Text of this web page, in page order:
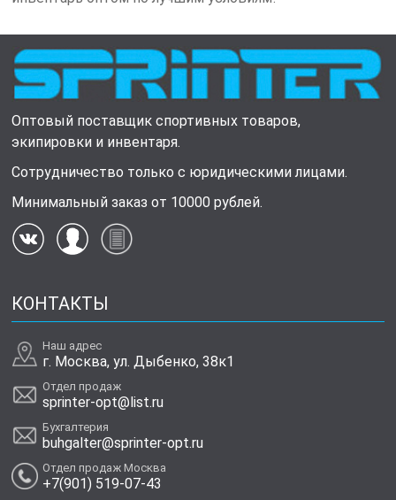
Оптовый поставщик спортивных товаров,
экипировки и инвентаря.
Сотрудничество только с юридическими лицами.
Минимальный заказ от 10000 рублей.
КОНТАКТЫ
Наш адрес
г. Москва, ул. Дыбенко, 38к1
Отдел продаж
sprinter-opt@list.ru
Бухгалтерия
buhgalter@sprinter-opt.ru
Отдел продаж Москва
+7(901) 519-07-43